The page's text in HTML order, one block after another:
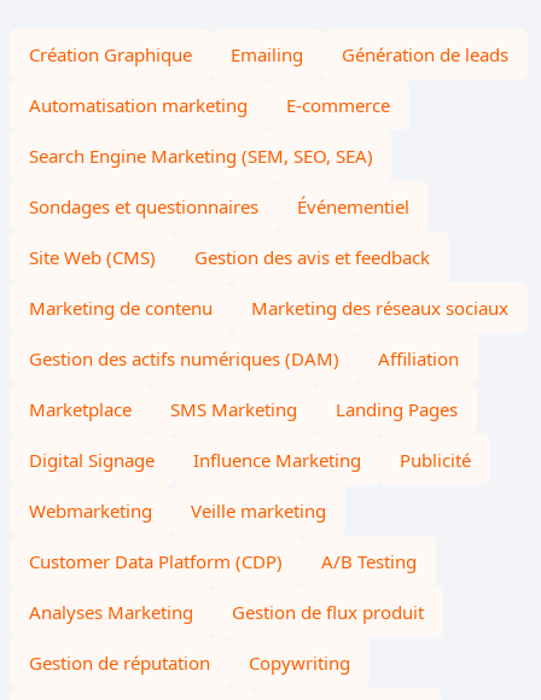
Création Graphique Emailing Génération de leads
Automatisation marketing E-commerce
Search Engine Marketing (SEM, SEO, SEA)
Sondages et questionnaires Événementiel
Site Web (CMS) Gestion des avis et feedback
Marketing de contenu Marketing des réseaux sociaux
Gestion des actifs numériques (DAM) Affiliation
Marketplace SMS Marketing Landing Pages
Digital Signage Influence Marketing Publicité
Webmarketing Veille marketing
Customer Data Platform (CDP) A/B Testing
Analyses Marketing Gestion de flux produit
Gestion de réputation Copywriting